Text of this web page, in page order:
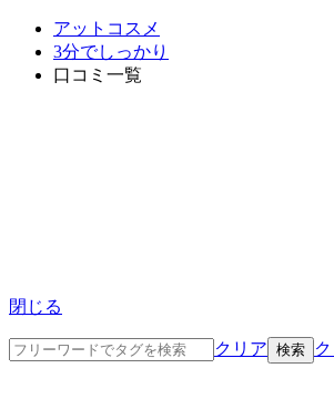
アットコスメ
3分でしっかり
口コミ一覧
閉じる
クリア